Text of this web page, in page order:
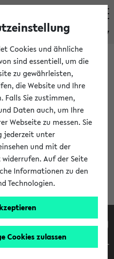
eKVV
im Verlauf Ihrer eKVV
Cookies und ähnliche
sind essentiell, um die
zu gewährleisten,
die Website und Ihre
Falls Sie zustimmen,
Daten auch, um Ihre
Webseite zu messen. Sie
jederzeit unter
und mit der
Auf der Seite
Informationen zu den
Technologien.
Cookies zulassen